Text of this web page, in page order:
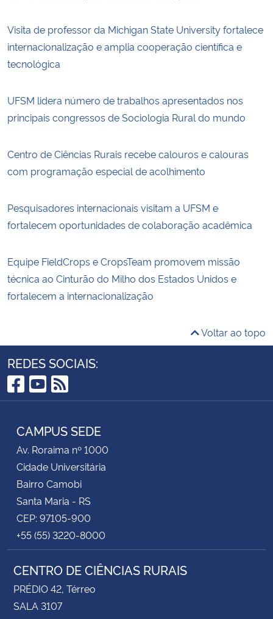
Visita de professor da Michigan State University fortalece
internacionalização e amplia cooperação científica e
tecnológica
UFSM lidera número de trabalhos apresentados nos
principais congressos de Sociologia Rural do mundo
Centro de Ciências Rurais recebe calouros e calouras
com programação especial de acolhimento
Pesquisadores internacionais visitam a UFSM e
fortalecem oportunidades de colaboração acadêmica
Equipe FieldCrops e CropsTeam promovem missão
técnica ao Cinturão do Milho dos Estados Unidos e
fortalecem a internacionalização
Voltar ao topo
REDES SOCIAIS:
Facebook
YouTube
RSS
CAMPUS SEDE
Av. Roraima nº 1000
Cidade Universitária
Bairro Camobi
Santa Maria - RS
CEP: 97105-900
+55 (55) 3220-8000
CENTRO DE CIÊNCIAS RURAIS
PRÉDIO 42, Térreo
SALA 3107